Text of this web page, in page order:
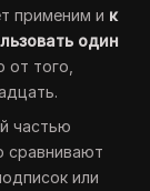
применим и к
один
от того,
частью
сравнивают
или